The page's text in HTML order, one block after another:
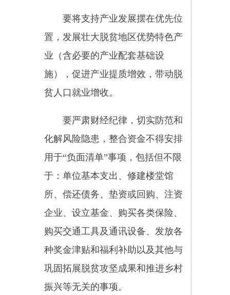
四、实施方案的报备
根据 巩固拓展脱贫攻坚成果同
乡村振兴有效衔接规划、相关行业
恰县巩固拓展脱贫攻坚成果和乡村
振兴项目库。项目库建设要坚
持“精准要求、群众参与、公开透
明、逐步完善”的原则，按照“村申
报、乡审核、县审定”的编报程
序，由乡村振兴领导小组组织乡村
建设，并负责承担项目库建设主体
责任。整合资金支持的项目原则上
从项目库中选择，做好项目储备，